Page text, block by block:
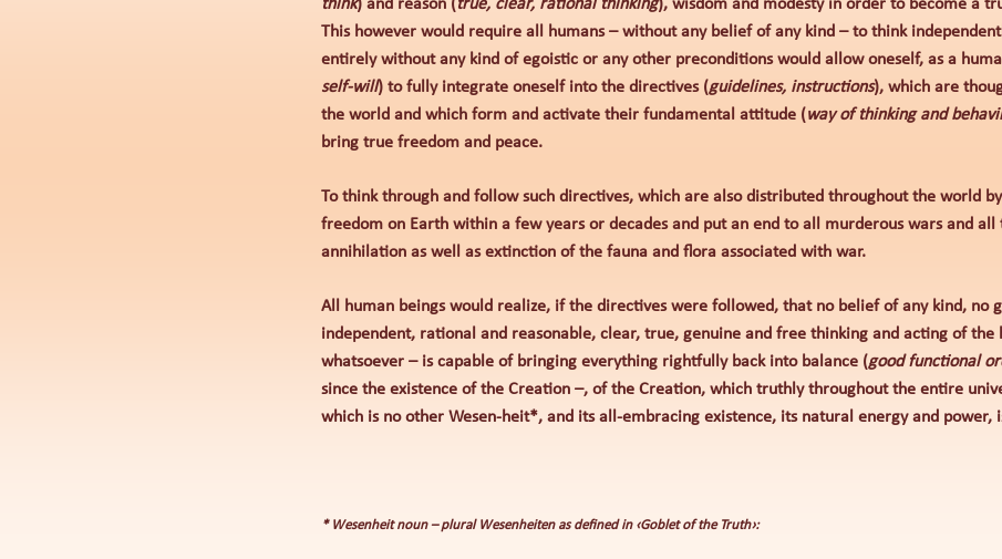
think) and reason (true, clear, rational thinking), wisdom and modesty in order to become a
This however would require all humans – without any belief of any kind – to think
entirely without any kind of egoistic or any other preconditions would allow oneself, as a
self-will) to fully integrate oneself into the directives (guidelines, instructions), which are
the world and which form and activate their fundamental attitude (way of thinking and
bring true freedom and peace.
To think through and follow such directives, which are also distributed throughout the world
freedom on Earth within a few years or decades and put an end to all murderous wars and
annihilation as well as extinction of the fauna and flora associated with war.
All human beings would realize, if the directives were followed, that no belief of any kind, no
independent, rational and reasonable, clear, true, genuine and free thinking and acting of
whatsoever – is capable of bringing everything rightfully back into balance (good functional
since the existence of the Creation –, of the Creation, which truthly throughout the entire
which is no other Wesen-heit*, and its all-embracing existence, its natural energy and
* Wesenheit noun – plural Wesenheiten as defined in ‹Goblet of the Truth›: